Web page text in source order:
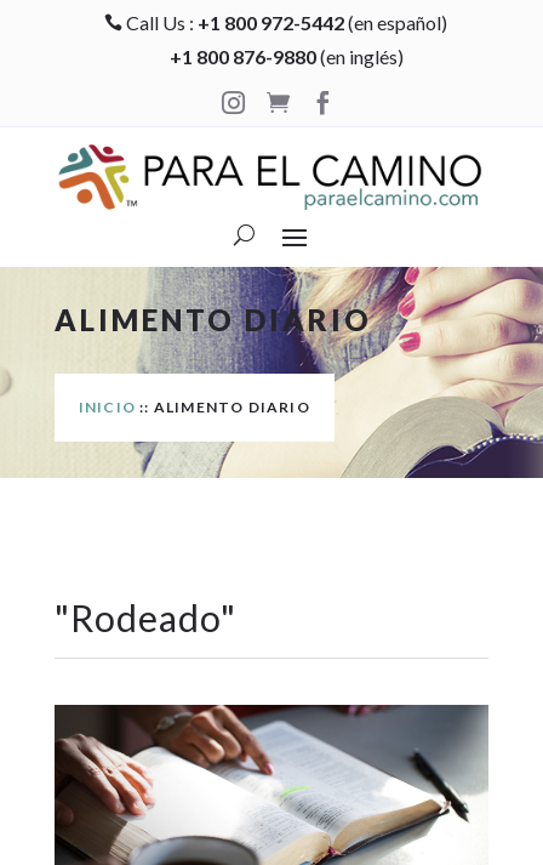
 Call Us : +1 800 972-5442(en español)
+1 800 876-9880(en inglés)

 
ALIMENTO DIARIO
INICIO :: ALIMENTO DIARIO
"Rodeado"